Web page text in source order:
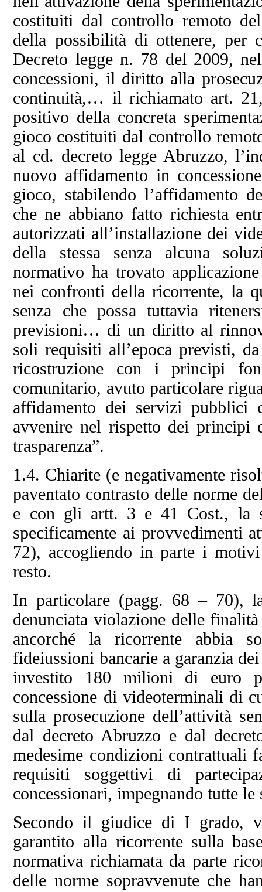
costituiti dal controllo remoto
della possibilità di ottenere, per
Decreto legge n. 78 del 2009,
concessioni, il diritto alla
continuità,… il richiamato art.
positivo della concreta
gioco costituiti dal controllo
al cd. decreto legge Abruzzo,
nuovo affidamento in
gioco, stabilendo l’affidamento
che ne abbiano fatto richiesta
autorizzati all’installazione dei
della stessa senza alcuna
normativo ha trovato
nei confronti della ricorrente, la
senza che possa tuttavia
previsioni… di un diritto al
soli requisiti all’epoca previsti,
ricostruzione con i principi
comunitario, avuto particolare
affidamento dei servizi pubblici
avvenire nel rispetto dei
trasparenza”.
1.4. Chiarite (e negativamente
paventato contrasto delle norme
e con gli artt. 3 e 41 Cost., la
specificamente ai provvedimenti
72), accogliendo in parte i
resto.
In particolare (pagg. 68 – 70),
denunciata violazione delle
ancorché la ricorrente abbia
fideiussioni bancarie a garanzia
investito 180 milioni di euro
concessione di videoterminali di
sulla prosecuzione dell’attività
dal decreto Abruzzo e dal
medesime condizioni contrattuali
requisiti soggettivi di
concessionari, impegnando tutte le
Secondo il giudice di I grado,
garantito alla ricorrente sulla
normativa richiamata da parte
delle norme sopravvenute che